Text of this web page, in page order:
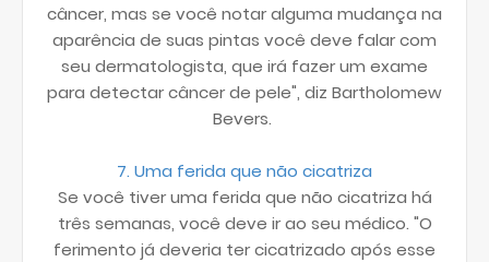
câncer, mas se você notar alguma mudança na
aparência de suas pintas você deve falar com
seu dermatologista, que irá fazer um exame
para detectar câncer de pele", diz Bartholomew
Bevers.
7. Uma ferida que não cicatriza
Se você tiver uma ferida que não cicatriza há
três semanas, você deve ir ao seu médico. "O
ferimento já deveria ter cicatrizado após esse